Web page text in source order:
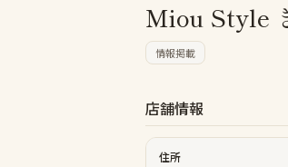
Miou Style
情報掲載
店舗情報
住所